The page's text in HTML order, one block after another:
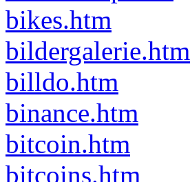
bikes.htm
bildergalerie.htm
billdo.htm
binance.htm
bitcoin.htm
bitcoins.htm